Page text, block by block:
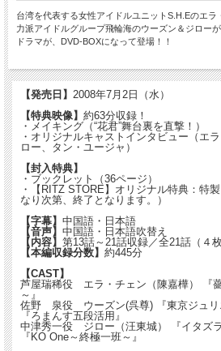
台湾を代表する女性アイドルユニットS.H.Eのエ
力派アイドルグループ飛輪海のウーズン＆ジロー
ドラマが、DVD-BOXになって登場！！
【発売日】 2008年7月2日（水）
【特典映像】 約63分収録！
・メイキング（“花君”舞台裏を直撃！）
・オリジナルキャストインタビュー（エ
ロー、タン・ユージャ）
【封入特典】
・ブックレット（36ページ）
・【RITZ STORE】オリジナル特典：特
なり次第、終了となります。）
【字幕】 中国語・日本語
【音声】 中国語・日本語吹替え
【内容】 第13話～21話収録／全21話（４枚
【本編収録分数】 約445分
【CAST】
芦屋瑞稀役 エラ・チェン（陳嘉樺） 『
～』
佐野 泉役 ウーズン(呉尊) 『東京ジュリ
『ろまんす五段活用』
中津秀一役 ジロー（汪東城） 『イタズ
『KO One～終極一班～』